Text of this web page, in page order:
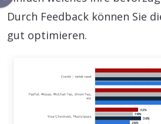
Durch Feedback können Sie
gut optimieren.